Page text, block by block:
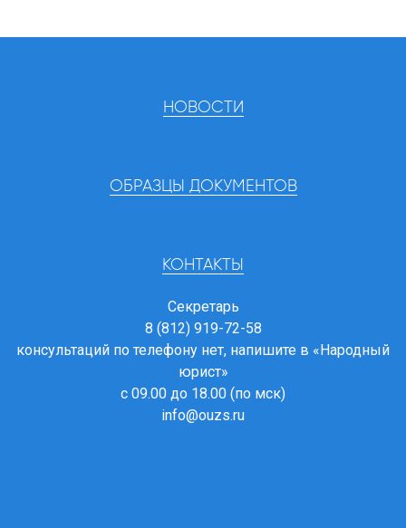
НОВОСТИ
ОБРАЗЦЫ ДОКУМЕНТОВ
КОНТАКТЫ
Секретарь
8 (812) 919-72-58
консультаций по телефону нет, напишите в «Народный
юрист»
с 09.00 до 18.00 (по мск)
info@ouzs.ru